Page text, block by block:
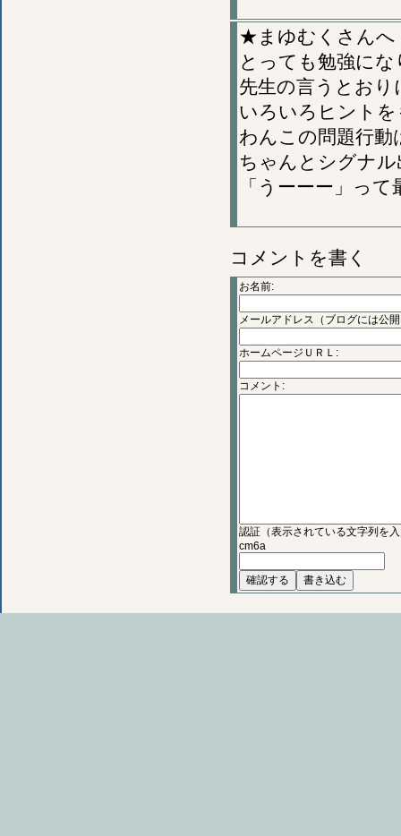
★まゆむくさんへ
とっても勉強に
先生の言うとお
いろいろヒント
わんこの問題行
ちゃんとシグナ
「うーーー」っ
コメントを書く
お名前:
メールアドレス（ブログには公
ホームページＵＲＬ:
コメント:
認証（表示されている文字列を
cm6a